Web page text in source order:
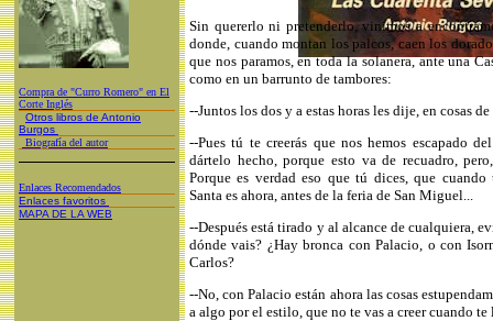
Compra de "Curro Romero" en El
Corte Inglés
Otros libros de Antonio
Burgos
Biografía del autor
Enlaces Recomendados
Enlaces favoritos
MAPA DE LA WEB
Sin quererlo ni pretenderlo, vinimos a
donde, cuando montan los palcos, caen los
que nos paramos, en toda la solanera, ante una
como en un barrunto de tambores:
--Juntos los dos y a estas horas les dije, en cosas
--Pues tú te creerás que nos hemos escapado
dártelo hecho, porque esto va de recuadro,
Porque es verdad eso que tú dices, que
Santa es ahora, antes de la feria de San Miguel...
--Después está tirado y al alcance de cualquiera,
dónde vais? ¿Hay bronca con Palacio, o con
Carlos?
--No, con Palacio están ahora las cosas
a algo por el estilo, que no te vas a creer cuando te